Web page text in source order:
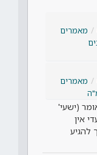
מאמרים
מאמרים
(ישעי'
אין
להגיע